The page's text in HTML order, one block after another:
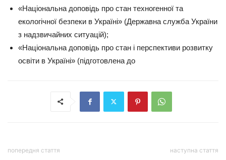
«Національна доповідь про стан техногенної та
екологічної безпеки в Україні» (Державна служба України
з надзвичайних ситуацій);
«Національна доповідь про стан і перспективи розвитку
освіти в Україні» (підготовлена до
попередня стаття наступна стаття